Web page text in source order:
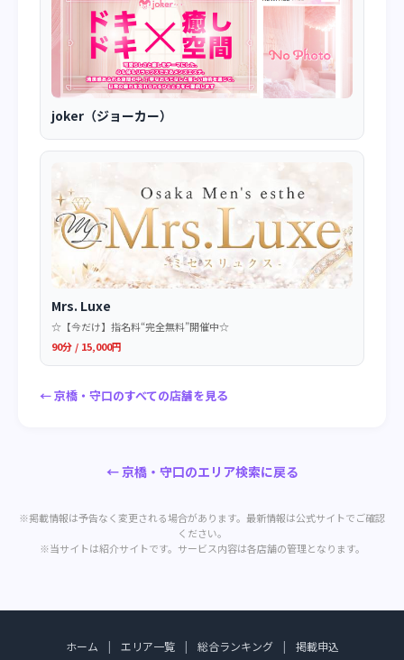
joker（ジョーカー）
Mrs. Luxe
☆【今だけ】指名料“完全無料”開催中☆
90分 / 15,000円
← 京橋・守口のすべての店舗を見る
← 京橋・守口のエリア検索に戻る
※掲載情報は予告なく変更される場合があります。最新情報は公式サイトでご確認
ください。
※当サイトは紹介サイトです。サービス内容は各店舗の管理となります。
ホーム | エリア一覧 | 総合ランキング | 掲載申込